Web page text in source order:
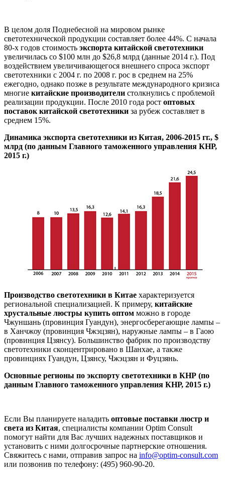
В целом доля Поднебесной на мировом рынке
светотехнической продукции составляет более 44%. С начала
80-х годов стоимость экспорта китайской светотехники
увеличилась со $100 млн до $26,8 млрд (данные 2014 г.). Под
воздействием увеличивающегося внешнего спроса экспорт
светотехники с 2004 г. по 2008 г. рос в среднем на 25%
ежегодно, однако позже в результате международного кризиса
многие китайские производители столкнулись с проблемой
реализации продукции. После 2010 года рост оптовых
поставок китайской светотехники за рубеж составляет в
среднем 15%.
Динамика экспорта светотехники из Китая, 2006-2015 гг., $
млрд (по данным Главного таможенного управления КНР,
2015 г.)
Производство светотехники в Китае характеризуется
региональной специализацией. К примеру, китайские
хрустальные люстры купить оптом можно в городе
Чжуншань (провинция Гуандун), энергосберегающие лампы –
в Ханчжоу (провинция Чжэцзян), наружные лампы – в Гаою
(провинция Цзянсу). Большинство фабрик по производству
светотехники сконцентрировано в Шанхае, а также
провинциях Гуандун, Цзянсу, Чжэцзян и Фуцзянь.
Основные регионы по экспорту светотехники в КНР (по
данным Главного таможенного управления КНР, 2015 г.)
Если Вы планируете наладить оптовые поставки люстр и
света из Китая, специалисты компании Optim Consult
помогут найти для Вас лучших надежных поставщиков и
установить с ними долгосрочные партнерские отношения.
Свяжитесь с нами, отправив запрос на info@optim-consult.com
или позвонив по телефону: (495) 960-90-20.